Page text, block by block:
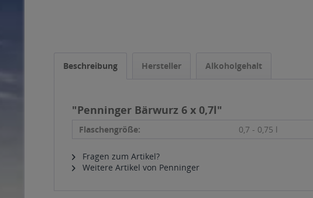
Beschreibung Hersteller Alkoholgehalt
"Penninger Bärwurz 6 x 0,7l"
Flaschengröße: 0,7 - 0,75 l
Fragen zum Artikel?
Weitere Artikel von Penninger